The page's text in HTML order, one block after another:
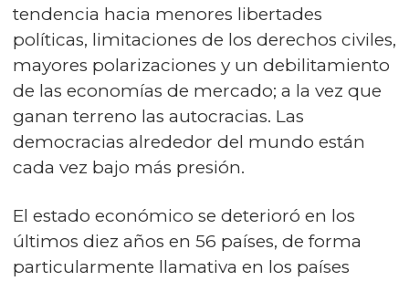
tendencia hacia menores libertades
políticas, limitaciones de los derechos civiles,
mayores polarizaciones y un debilitamiento
de las economías de mercado; a la vez que
ganan terreno las autocracias. Las
democracias alrededor del mundo están
cada vez bajo más presión.
El estado económico se deterioró en los
últimos diez años en 56 países, de forma
particularmente llamativa en los países